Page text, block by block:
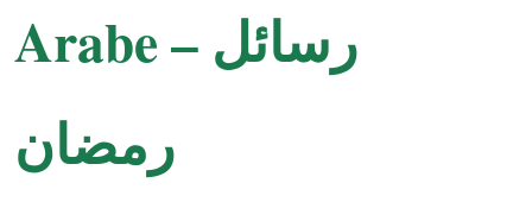
Arabe – رسائل
رمضان